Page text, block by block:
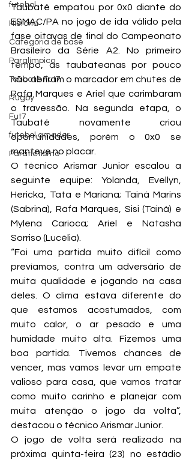
futebol
História
Categoria de base
Paralímpico
Taubaté Fut7
Rugby
Fut7
futebol amador
Paratletismo
Taubaté empatou por 0x0 diante do
ESMAC/PA no jogo de ida válido pela
fase oitavas de final do Campeonato
Brasileiro da Série A2. No primeiro
tempo, as taubateanas por pouco
não abriram o marcador em chutes de
Rafa Marques e Ariel que carimbaram
o travessão. Na segunda etapa, o
Taubaté novamente criou
oportunidades, porém o 0x0 se
manteve no placar.
O técnico Arismar Junior escalou a
seguinte equipe: Yolanda, Evellyn,
Hericka, Tata e Mariana; Tainá Marins
(Sabrina), Rafa Marques, Sisi (Tainá) e
Mylena Carioca; Ariel e Natasha
Sorriso (Lucélia).
“Foi uma partida muito difícil como
prevíamos, contra um adversário de
muita qualidade e jogando na casa
deles. O clima estava diferente do
que estamos acostumados, com
muito calor, o ar pesado e uma
humidade muito alta. Fizemos uma
boa partida. Tivemos chances de
vencer, mas vamos levar um empate
valioso para casa, que vamos tratar
como muito carinho e planejar com
muita atenção o jogo da volta”,
destacou o técnico Arismar Junior.
O jogo de volta será realizado na
próxima quinta-feira (23) no estádio